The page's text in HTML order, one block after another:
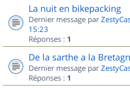
La nuit en bikepacking
Dernier message par
15:23
Réponses : 1
De la sarthe a la
Dernier message par
Réponses : 1